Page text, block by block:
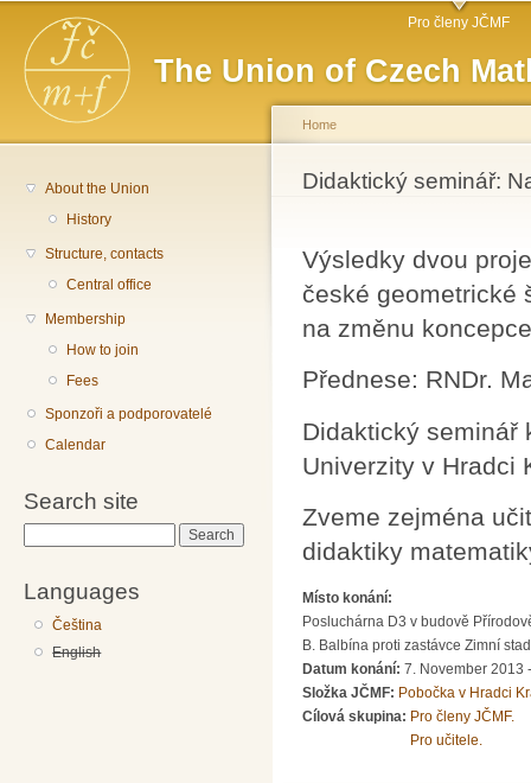
The Union of Czech
Main menu Pro členy JČMF
About the Union
History
Structure, contacts
Central office
Membership
How to join
Fees
Sponzoři a podporovatelé
Calendar
Search site
Languages
Čeština
English
You are here
Home
Didaktický seminář:
Výsledky dvou
české geometrické
na změnu
Přednese: RNDr.
Didaktický seminář
Univerzity v Hradci
Zveme zejména
didaktiky
Místo konání:
Posluchárna D3 v budově
B. Balbína proti zastávce Zimní
Datum konání: 7. November 2013
Složka JČMF: Pobočka v Hradci
Cílová skupina: Pro členy JČMF.
Pro učitele.